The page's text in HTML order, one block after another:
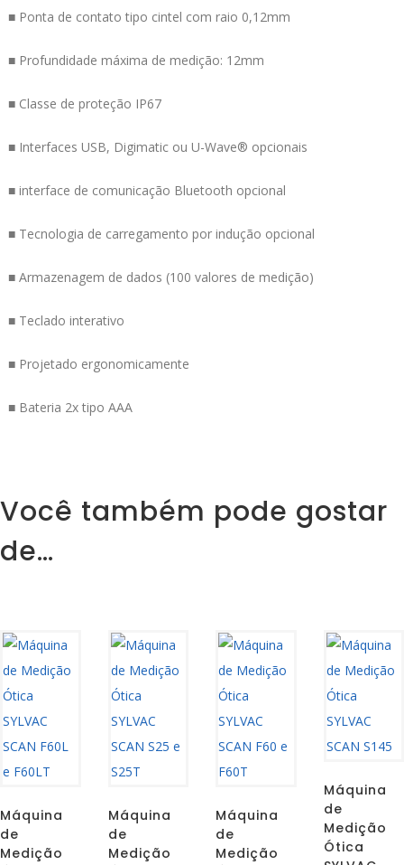
■ Ponta de contato tipo cintel com raio 0,12mm
■ Profundidade máxima de medição: 12mm
■ Classe de proteção IP67
■ Interfaces USB, Digimatic ou U-Wave® opcionais
■ interface de comunicação Bluetooth opcional
■ Tecnologia de carregamento por indução opcional
■ Armazenagem de dados (100 valores de medição)
■ Teclado interativo
■ Projetado ergonomicamente
■ Bateria 2x tipo AAA
Você também pode gostar
de…
Máquina
de
Medição
Máquina
de
Medição
Máquina
de
Medição
Máquina
de
Medição
Ótica